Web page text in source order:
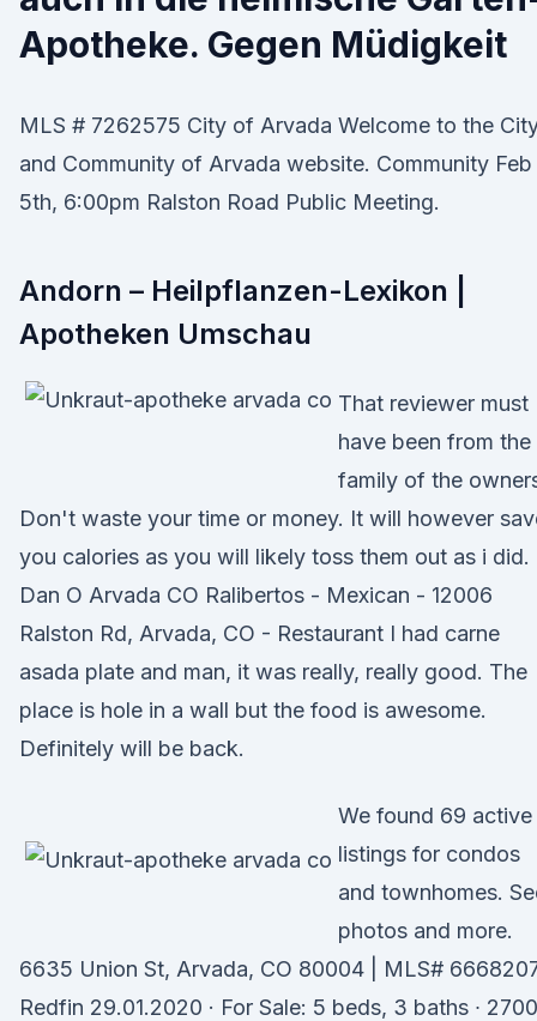
Apotheke. Gegen Müdigkeit
MLS # 7262575 City of Arvada Welcome to the
and Community of Arvada website. Community Feb
5th, 6:00pm Ralston Road Public Meeting.
Andorn – Heilpflanzen-Lexikon |
Apotheken Umschau
That reviewer must
have been from the
family of the
Don't waste your time or money. It will however
you calories as you will likely toss them out as i did.
Dan O Arvada CO Ralibertos - Mexican - 12006
Ralston Rd, Arvada, CO - Restaurant I had carne
asada plate and man, it was really, really good. The
place is hole in a wall but the food is awesome.
Definitely will be back.
We found 69 active
listings for condos
and townhomes.
photos and more.
6635 Union St, Arvada, CO 80004 | MLS# 6668207
Redfin 29.01.2020 · For Sale: 5 beds, 3 baths ∙ 2700